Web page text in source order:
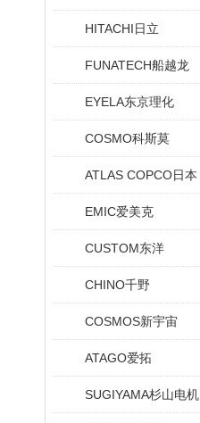
HITACHI日立
FUNATECH船越龙
EYELA东京理化
COSMO科斯莫
ATLAS COPCO日本
EMIC爱美克
CUSTOM东洋
CHINO千野
COSMOS新宇宙
ATAGO爱拓
SUGIYAMA杉山电机